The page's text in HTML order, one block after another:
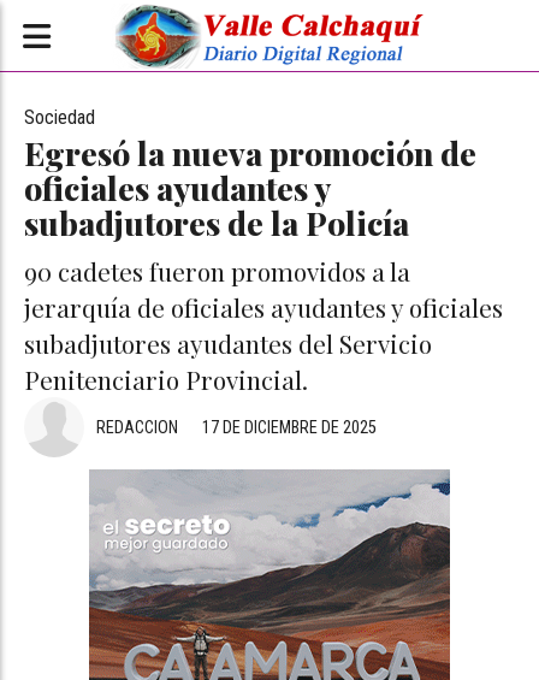
Egresó la nueva promoción de
oficiales ayudantes y
subadjutores de la Policía
90 cadetes fueron promovidos a la
jerarquía de oficiales ayudantes y oficiales
subadjutores ayudantes del Servicio
Penitenciario Provincial.
Sociedad
17 DE DICIEMBRE DE 2025
REDACCION